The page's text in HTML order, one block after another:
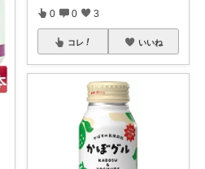
0 0 3
コレ いいね